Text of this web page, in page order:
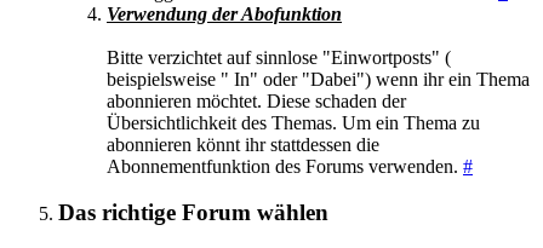
Verwendung der Abofunktion
Bitte verzichtet auf sinnlose "Einwortposts" (
beispielsweise " In" oder "Dabei") wenn ihr ein Thema
abonnieren möchtet. Diese schaden der
Übersichtlichkeit des Themas. Um ein Thema zu
abonnieren könnt ihr stattdessen die
Abonnementfunktion des Forums verwenden. #
Das richtige Forum wählen